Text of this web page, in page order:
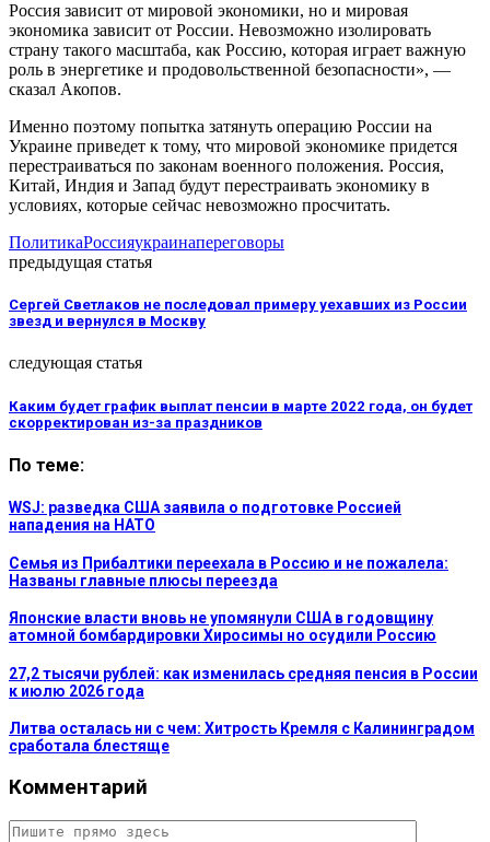
Россия зависит от мировой экономики, но и мировая
экономика зависит от России. Невозможно изолировать
страну такого масштаба, как Россию, которая играет важную
роль в энергетике и продовольственной безопасности», —
сказал Акопов.
Именно поэтому попытка затянуть операцию России на
Украине приведет к тому, что мировой экономике придется
перестраиваться по законам военного положения. Россия,
Китай, Индия и Запад будут перестраивать экономику в
условиях, которые сейчас невозможно просчитать.
ПолитикаРоссияукраинапереговоры
предыдущая статья
Сергей Светлаков не последовал примеру уехавших из России
звезд и вернулся в Москву
следующая статья
Каким будет график выплат пенсии в марте 2022 года, он будет
скорректирован из-за праздников
По теме:
WSJ: разведка США заявила о подготовке Россией
нападения на НАТО
Семья из Прибалтики переехала в Россию и не пожалела:
Названы главные плюсы переезда
Японские власти вновь не упомянули США в годовщину
атомной бомбардировки Хиросимы но осудили Россию
27,2 тысячи рублей: как изменилась средняя пенсия в России
к июлю 2026 года
Литва осталась ни с чем: Хитрость Кремля с Калининградом
сработала блестяще
Комментарий